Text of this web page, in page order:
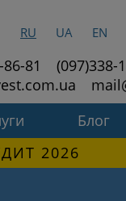
RU UA EN
81 (097)338-
Блог
2026